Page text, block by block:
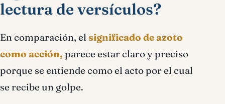
lectura de versículos?
En comparación, el significado de azoto
como acción, parece estar claro y preciso
porque se entiende como el acto por el cual
se recibe un golpe.